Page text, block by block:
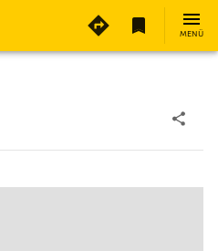
MENÜ